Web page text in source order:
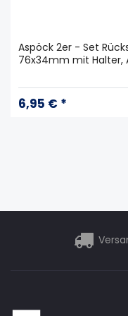
Aspöck 2er - Set
76x34mm mit Halter,
6,95 € *